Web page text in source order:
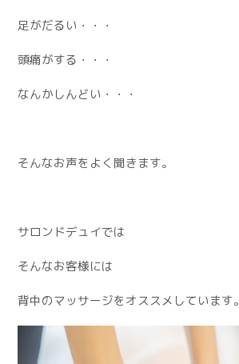
足がだるい・・・
頭痛がする・・・
なんかしんどい・・・
そんなお声をよく聞きます。
サロンドデュイでは
そんなお客様には
背中のマッサージをオススメしています。